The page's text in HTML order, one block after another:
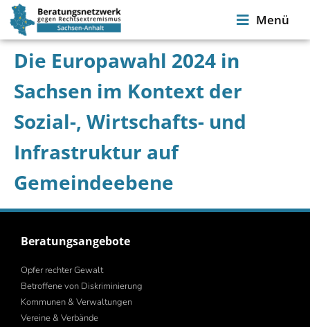
Menü
Die Europawahl 2024 in
Sachsen im Kontext der
Sozial-, Wirtschafts- und
Infrastruktur auf
Gemeindeebene
Beratungsangebote
Opfer rechter Gewalt
Betroffene von Diskriminierung
Kommunen & Verwaltungen
Vereine & Verbände